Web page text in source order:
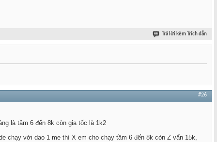
Trả lời kèm Trích dẫn
#26
là tầm 6 đến 8k còn gia tốc là 1k2
chạy với dao 1 me thì X em cho chạy tầm 6 đến 8k còn Z vẩn 15k,